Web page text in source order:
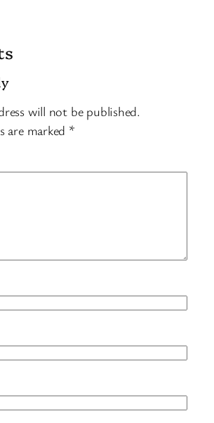
will not be published.
are marked *